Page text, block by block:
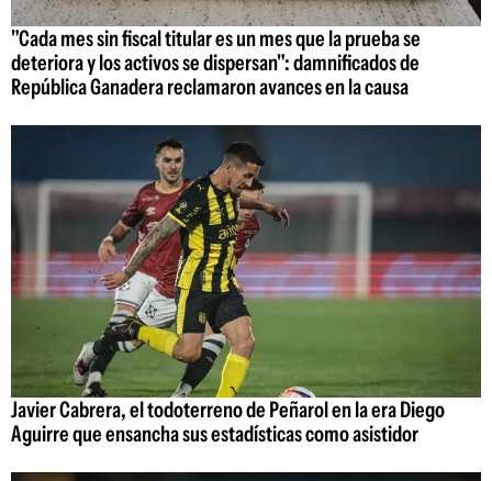
"Cada mes sin fiscal titular es un mes que la prueba se
deteriora y los activos se dispersan": damnificados de
República Ganadera reclamaron avances en la causa
Javier Cabrera, el todoterreno de Peñarol en la era Diego
Aguirre que ensancha sus estadísticas como asistidor